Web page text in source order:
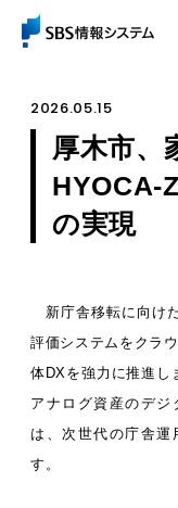
2026.05.15
厚木市
HYOCA-
の実現
新庁舎移転に向け
評価システムをクラ
体DXを強力に推進し
アナログ資産のデジ
は、次世代の庁舎運
す。